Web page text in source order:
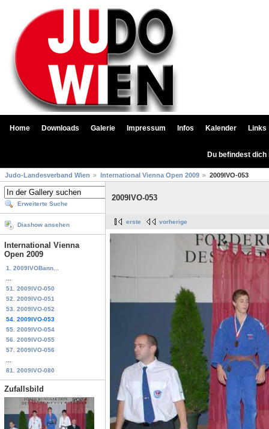
Home Downloads Galerie Impressum Infos Kalender Links
Du befindest
Judo-Landesverband Wien International Vienna Open 2009 2009IVO-053
Erweiterte Suche
Diashow ansehen
International Vienna
Open 2009
1. 2009IVOBann...
51. 2009IVO-050
52. 2009IVO-051
53. 2009IVO-052
54. 2009IVO-053
55. 2009IVO-054
56. 2009IVO-055
57. 2009IVO-056
81. 2009IVO-080
Zufallsbild
2009IVO-053
erste vorherige